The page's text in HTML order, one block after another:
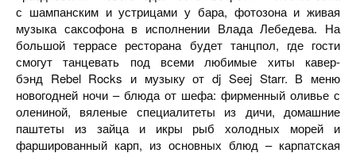
с шампанским и устрицами у бара, фотозона и живая
музыка саксофона в исполнении Влада Лебедева. На
большой террасе ресторана будет танцпол, где гости
смогут танцевать под всеми любимые хиты кавер-
бэнд Rebel Rocks и музыку от dj Seej Starr. В меню
новогодней ночи – блюда от шефа: фирменный оливье с
олениной, вяленые специалитеты из дичи, домашние
паштеты из зайца и икры рыб холодных морей и
фаршированный карп, из основных блюд – карпатская